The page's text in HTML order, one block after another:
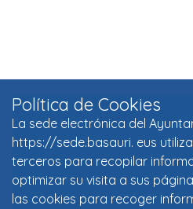
Política de Cookies
La sede electrónica del
https://sede.basauri. eus
terceros para recopilar
optimizar su visita a sus
las cookies para recoger